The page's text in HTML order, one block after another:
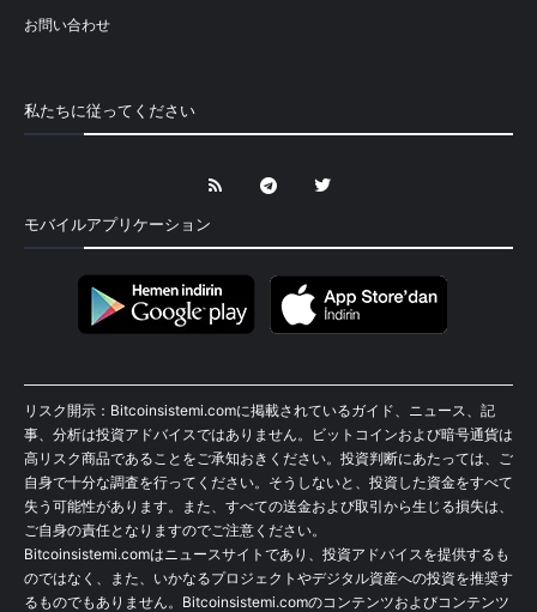
お問い合わせ
私たちに従ってください
モバイルアプリケーション
リスク開示：Bitcoinsistemi.comに掲載されているガイド、ニュース、記
事、分析は投資アドバイスではありません。ビットコインおよび暗号通貨は
高リスク商品であることをご承知おきください。投資判断にあたっては、ご
自身で十分な調査を行ってください。そうしないと、投資した資金をすべて
失う可能性があります。また、すべての送金および取引から生じる損失は、
ご自身の責任となりますのでご注意ください。
Bitcoinsistemi.comはニュースサイトであり、投資アドバイスを提供するも
のではなく、また、いかなるプロジェクトやデジタル資産への投資を推奨す
るものでもありません。Bitcoinsistemi.comのコンテンツおよびコンテンツ